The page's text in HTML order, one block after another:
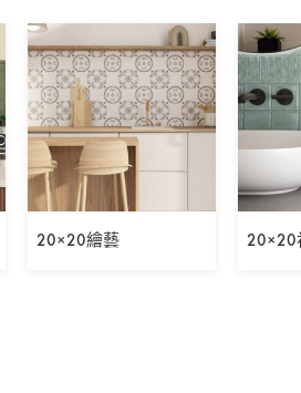
20×20繪藝 20×20